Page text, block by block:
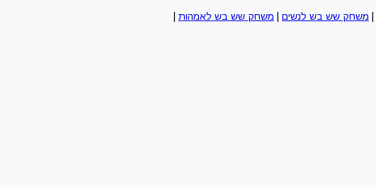
משחק שש בש לנשים משחק שש בש לאמהות